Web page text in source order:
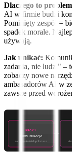
Dlaczego to
AI w firmie budzi
Pominięty zespół =
spadek morale.
używają.
Jak unikać:
zadania, nie ludzi" –
zobaczy nowe
ambasadorów AI w
zawsze przed
KROK 1
Komunikacja
zanim cokolwiek pokażesz